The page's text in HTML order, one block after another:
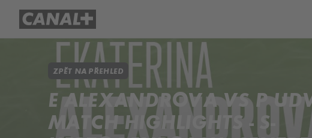
ZPĚT NA PŘEHLED
E ALEXANDROVA VS P
MATCH HIGHLIGHTS - S-